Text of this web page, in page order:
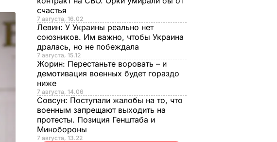
счастья
7 августа, 16.02
Левин: У Украины реально нет
союзников. Им важно, чтобы Украина
дралась, но не побеждала
7 августа, 15.12
Жорин: Перестаньте воровать – и
демотивация военных будет гораздо
ниже
7 августа, 14.06
Совсун: Поступали жалобы на то, что
военным запрещают выходить на
протесты. Позиция Генштаба и
Минобороны
7 августа, 13.22